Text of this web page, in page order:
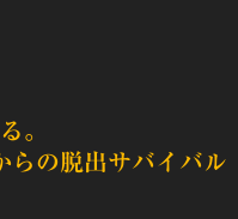
。
らの脱出サバイバル